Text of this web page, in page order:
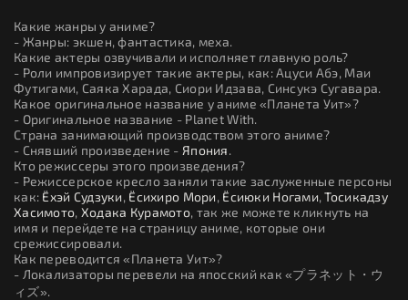
Какие жанры у аниме?
- Жанры: экшен, фантастика, меха.
Какие актеры озвучивали и исполняет главную роль?
- Роли импровизирует такие актеры, как: Ацуси Абэ, Маи
Футигами, Саяка Харада, Сиори Идзава, Синсукэ Сугавара.
Какое оригинальное название у аниме «Планета Уит»?
- Оригинальное название - Planet With.
Страна занимающий производством этого аниме?
- Снявший произведение - Япония.
Кто режиссеры этого произведения?
- Режиссерское кресло заняли такие заслуженные персоны
как: Ёхэй Судзуки, Ёсихиро Мори, Ёсиюки Ногами,Тосикадзу
Хасимото, Ходака Курамото, так же можете кликнуть на
имя и перейдете на страницу аниме, которые они
срежиссировали.
Как переводится «Планета Уит»?
- Локализаторы перевели на япосский как «プラネット・ウ
ィズ».